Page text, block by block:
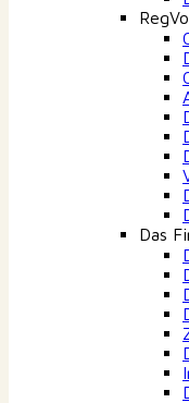
Das